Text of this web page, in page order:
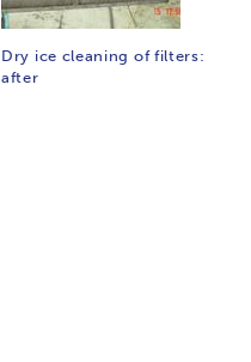
Dry ice cleaning of filters:
after